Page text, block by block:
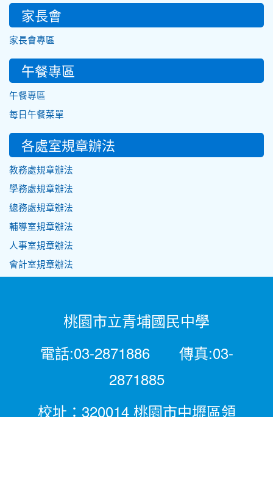
家長會
家長會專區
午餐專區
午餐專區
每日午餐菜單
各處室規章辦法
教務處規章辦法
學務處規章辦法
總務處規章辦法
輔導室規章辦法
人事室規章辦法
會計室規章辦法
桃園市立青埔國民中學
電話:03-2871886 傳真:03-
2871885
校址：320014 桃園市中壢區領